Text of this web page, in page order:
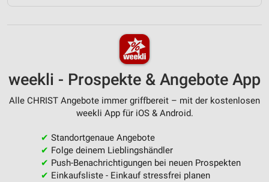
weekli - Prospekte & Angebote App
Alle CHRIST Angebote immer griffbereit – mit der kostenlosen
weekli App für iOS & Android.
✔ Standortgenaue Angebote
✔ Folge deinem Lieblingshändler
✔ Push-Benachrichtigungen bei neuen Prospekten
✔ Einkaufsliste - Einkauf stressfrei planen